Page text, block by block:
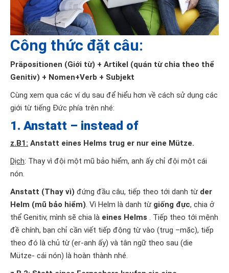
Công thức đặt câu:
Präpositionen (Giới từ) + Artikel (quán từ chia theo thể
Genitiv) + Nomen+Verb + Subjekt
Cùng xem qua các ví dụ sau để hiểu hơn về cách sử dụng các
giới từ tiếng Đức phía trên nhé:
1. Anstatt – instead of
z.B1: Anstatt eines Helms trug er nur eine Mütze.
Dịch: Thay vì đội một mũ bảo hiểm, anh ấy chỉ đội một cái
nón.
Anstatt (Thay vì) đứng đầu câu, tiếp theo tới danh từ der
Helm (mũ bảo hiểm). Vì Helm là danh từ giống đực, chia ở
thể Genitiv, mình sẽ chia là eines Helms . Tiếp theo tới mệnh
đề chính, bạn chỉ cần viết tiếp động từ vào (trug –mặc), tiếp
theo đó là chủ từ (er-anh ấy) và tân ngữ theo sau (die
Mütze- cái nón) là hoàn thành nhé.